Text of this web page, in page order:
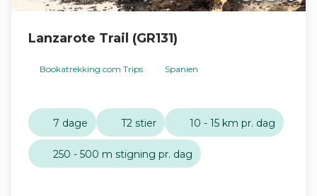
Lanzarote Trail (GR131)
Bookatrekking.com Trips Spanien
7 dage T2 stier 10 - 15 km pr. dag
250 - 500 m stigning pr. dag